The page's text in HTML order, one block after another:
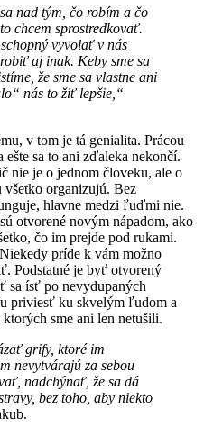
nad tým, čo robím a čo
chcem sprostredkovať.
vyvolať v nás
aj inak. Keby sme sa
že sme sa vlastne ani
nás to žiť lepšie,“
v tom je tá genialita. Prácou
sa to ani zďaleka nekončí.
nie je o jednom človeku, ale o
organizujú. Bez
hlavne medzi ľuďmi nie.
otvorené novým nápadom, ako
čo im prejde pod rukami.
príde k vám možno
Podstatné je byť otvorený
sa ísť po nevydupaných
priviesť ku skvelým ľudom a
sme ani len netušili.
grify, ktoré im
nevytvárajú za sebou
nadchýnať, že sa dá
bez toho, aby niekto